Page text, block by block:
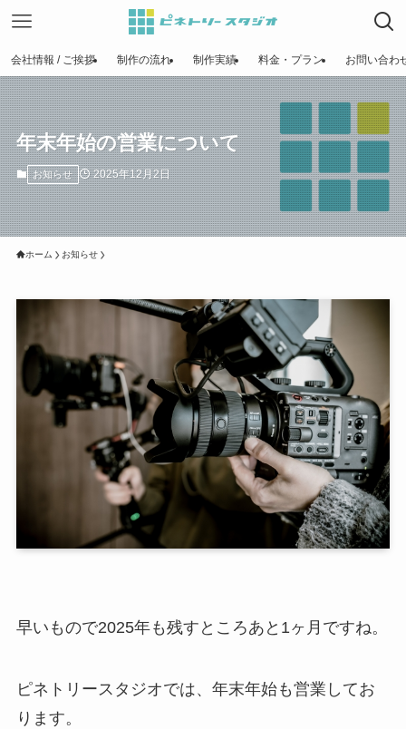
会社情報 / ご挨拶 制作の流れ 制作実績 料金・プラン お問い合わ
年末年始の営業について
お知らせ 2025年12月2日
ホーム お知らせ
早いもので2025年も残すところあと1ヶ月ですね。
ピネトリースタジオでは、年末年始も営業してお
ります。